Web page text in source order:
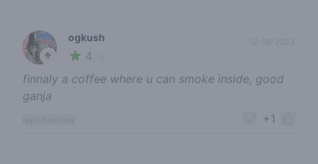
🥦
ogkush
4
12-08-2023
finnaly a coffee where u can smoke inside, good
ganja
+1